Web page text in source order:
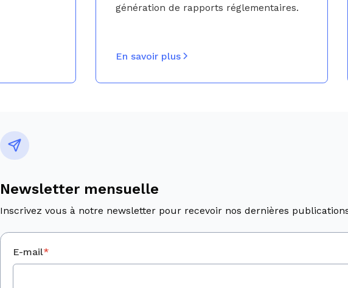
génération de rapports réglementaires.
En savoir plus
Newsletter mensuelle
Inscrivez vous à notre newsletter pour recevoir nos dernières
E-mail*